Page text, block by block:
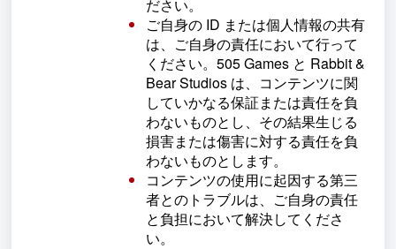
ださい。
ご自身の ID または個人情報の共有
は、ご自身の責任において行って
ください。505 Games と Rabbit &
Bear Studios は、コンテンツに関
していかなる保証または責任を負
わないものとし、その結果生じる
損害または傷害に対する責任を負
わないものとします。
コンテンツの使用に起因する第三
者とのトラブルは、ご自身の責任
と負担において解決してくださ
い。